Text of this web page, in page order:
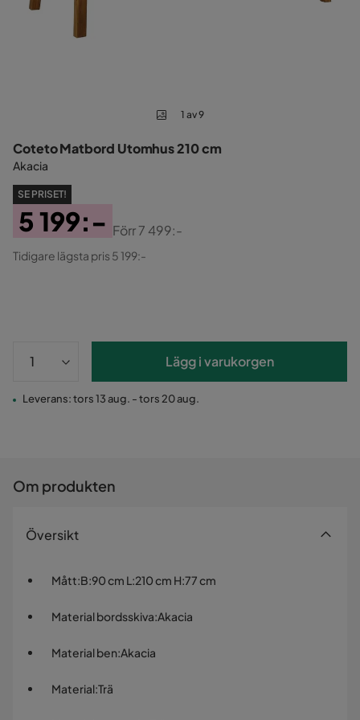
1 av 9
Coteto Matbord Utomhus 210 cm
Akacia
SE PRISET!
Pris
5 199:-
Original
Förr7 499:-
Tidigare lägsta pris 5 199:-
Lägg i varukorgen
Leverans: tors 13 aug. - tors 20 aug.
Om produkten
Översikt
Mått:B:90 cm L:210 cm H:77 cm
Material bordsskiva:Akacia
Material ben:Akacia
Material:Trä